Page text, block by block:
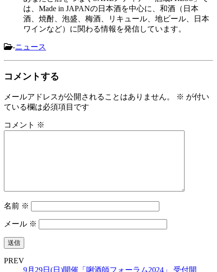
は、Made in JAPANの日本酒を中心に、和酒（日本
酒、焼酎、泡盛、梅酒、リキュール、地ビール、日本
ワインなど）に関わる情報を発信しています。
-ニュース
コメントする
メールアドレスが公開されることはありません。 ※ が付い
ている欄は必須項目です
コメント ※
名前 ※
メール ※
PREV
9月29日(日)開催「唎酒師フォーラム2024」 受付開